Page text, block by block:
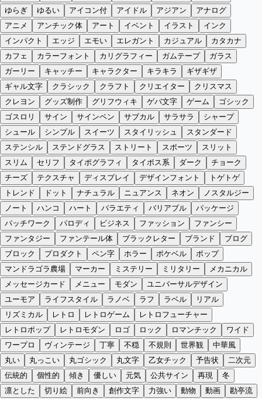
ゆらぎ
ゆるい アイコン付 アイドル アジアン
アナログ
アニメ
アンチック体 アート イベント イラスト
インク
インパクト
エッジ エモい エレガント カジュアル
カタカナ
カフェ
カラーフォント カリグラフィー ガムテープ
ガラス
ガーリー
キャッチー キャラクター キラキラ
ギザギザ
ギャル文字
クラシック クラフト クリエイター
クリスマス
クレヨン
グッズ制作 グリフウィキ ゲバ文字 ゲーム
ゴシック
ゴスロリ
サイン サインペン サブカル サラサラ
シャープ
シュール
シンプル スイーツ スタイリッシュ
スタンダード
ステンシル
ステンドグラス ストリート スポーツ
スリット
スリム
セリフ タイポグラフィ タイポス系 ダーク
チョーク
チーズ
テクスチャ ディスプレイ デザインフォント
トゲトゲ
トレンド
ドット ナチュラル ニュアンス ネオン
ノスタルジー
ノート
ハンコ ハート バラエティ バリアブル
パッケージ
パッチワーク
パロディ ビジネス ファッション
ファンシー
ファンタジー
ファンテール体 ブラックレター ブランド
ブログ
ブロック
プロダクト ペン字 ホラー ポケベル
ポップ
マンドラゴラ農場
マーカー ミステリー ミリタリー
メカニカル
メッセージカード
メニュー モダン
ユニバーサルデザイン
ユーモア
ライフスタイル ラノベ ラフ ラベル
リアル
リズミカル
レトロ レトロゲーム
レトロフューチャー
レトロポップ
レトロモダン ロゴ ロック ロマンチック
ワイド
ワープロ
ヴィンテージ 丁寧 不穏 不規則 世界観
中華風
丸い
丸っこい 丸ゴシック 丸文字 乙女チック 予告状
二次元
伝統的
個性的 傾き 優しい 元気 公共サイン 再現
冬
凛とした
切り絵 前向き 創作文字 力強い 動物 動画
勘亭流